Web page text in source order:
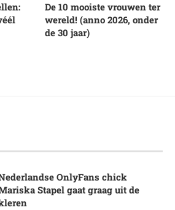
De 10 mooiste vrouwen ter
wereld! (anno 2026, onder
de 30 jaar)
OnlyFans chick
Stapel gaat graag uit de